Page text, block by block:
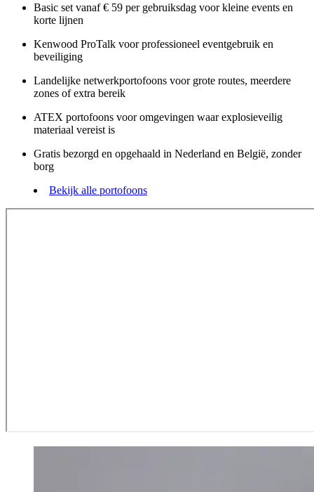
Basic set vanaf € 59 per gebruiksdag voor kleine events en
korte lijnen
Kenwood ProTalk voor professioneel eventgebruik en
beveiliging
Landelijke netwerkportofoons voor grote routes, meerdere
zones of extra bereik
ATEX portofoons voor omgevingen waar explosieveilig
materiaal vereist is
Gratis bezorgd en opgehaald in Nederland en België, zonder
borg
Bekijk alle portofoons